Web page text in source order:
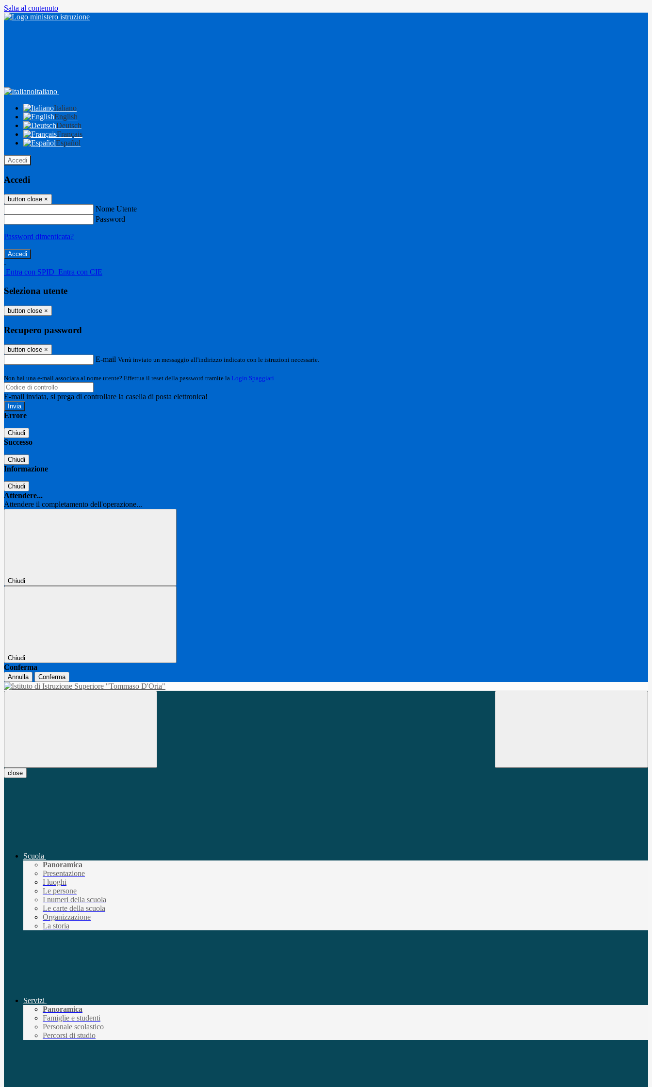
Salta al contenuto
Italiano
Italiano
English
Deutsch
Français
Español
Accedi
Accedi
button close ×
Nome Utente
Password
Password dimenticata?
-
Entra con SPID Entra con CIE
Seleziona utente
button close ×
Recupero password
button close ×
E-mail Verrà inviato un messaggio all'indirizzo indicato con le istruzioni necessarie.
Non hai una e-mail associata al nome utente? Effettua il reset della password tramite la Login Spaggiari
E-mail inviata, si prega di controllare la casella di posta elettronica!
Errore
Chiudi
Successo
Chiudi
Informazione
Chiudi
Attendere...
Attendere il completamento dell'operazione...
Chiudi
Chiudi
Conferma
Annulla Conferma
close
Scuola
Panoramica
Presentazione
I luoghi
Le persone
I numeri della scuola
Le carte della scuola
Organizzazione
La storia
Servizi
Panoramica
Famiglie e studenti
Personale scolastico
Percorsi di studio